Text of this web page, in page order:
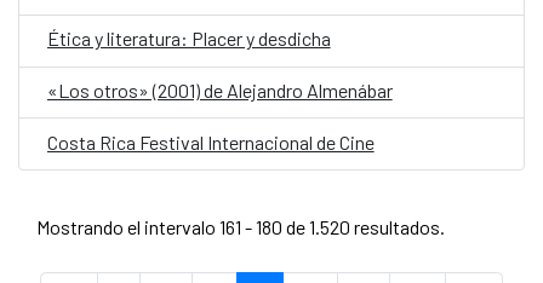
Ética y literatura: Placer y desdicha
«Los otros» (2001) de Alejandro Almenábar
Costa Rica Festival Internacional de Cine
Mostrando el intervalo 161 - 180 de 1.520 resultados.